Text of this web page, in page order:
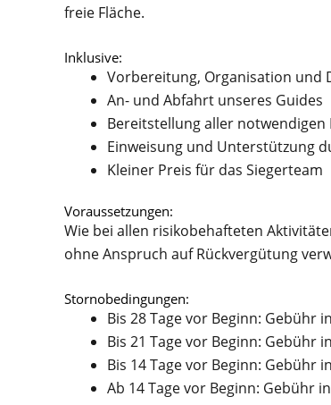
freie Fläche.
Inklusive:
Vorbereitung, Organisation
An- und Abfahrt unseres Guides
Bereitstellung aller notwendigen
Einweisung und Unterstützung
Kleiner Preis für das Siegerteam
Voraussetzungen:
Wie bei allen risikobehafteten
ohne Anspruch auf Rückvergütung
Stornobedingungen:
Bis 28 Tage vor Beginn: Gebühr
Bis 21 Tage vor Beginn: Gebühr
Bis 14 Tage vor Beginn: Gebühr
Ab 14 Tage vor Beginn: Gebühr